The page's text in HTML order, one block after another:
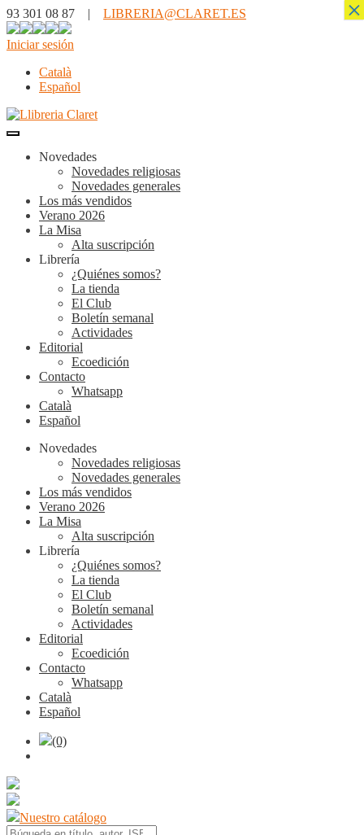
93 301 08 87 | LIBRERIA@CLARET.ES
Iniciar sesión
Català
Español
Novedades
Novedades religiosas
Novedades generales
Los más vendidos
Verano 2026
La Misa
Alta suscripción
Librería
¿Quiénes somos?
La tienda
El Club
Boletín semanal
Actividades
Editorial
Ecoedición
Contacto
Whatsapp
Català
Español
Novedades
Novedades religiosas
Novedades generales
Los más vendidos
Verano 2026
La Misa
Alta suscripción
Librería
¿Quiénes somos?
La tienda
El Club
Boletín semanal
Actividades
Editorial
Ecoedición
Contacto
Whatsapp
Català
Español
(0)
Nuestro catálogo
×